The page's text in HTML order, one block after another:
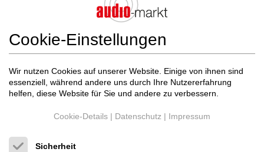
Lautsprecherkabel
Neupreis: 2.099 €
Cookie-Einstellungen
Wir nutzen Cookies auf unserer Website. Einige von ihnen sind
essenziell, während andere uns durch Ihre Nutzererfahrung
helfen, diese Website für Sie und andere zu verbessern.
Cookie-Details | Datenschutz | Impressum
Sicherheit